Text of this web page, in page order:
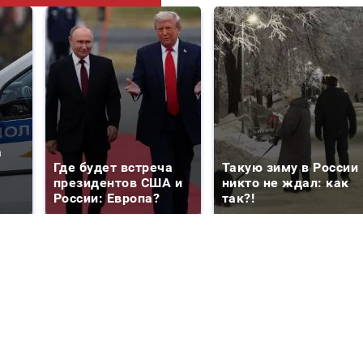
Где будет встреча
президентов США и
России: Европа?
Такую зиму в России
никто не ждал: как
так?!